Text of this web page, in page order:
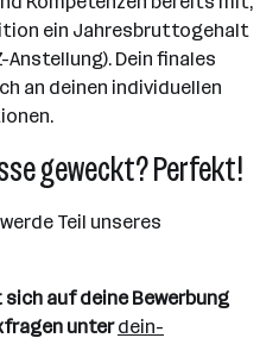
ein Jahresbruttogehalt
Anstellung). Dein finales
an deinen individuellen
geweckt? Perfekt!
Teil unseres
auf deine Bewerbung
unterdein-